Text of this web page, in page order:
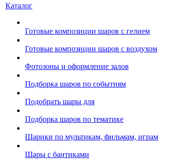
Каталог
Готовые композиции шаров с гелием
Готовые композиции шаров с воздухом
Фотозоны и оформление залов
Подборка шаров по событиям
Подобрать шары для
Подборка шаров по тематике
Шарики по мультикам, фильмам, играм
Шары с бантиками